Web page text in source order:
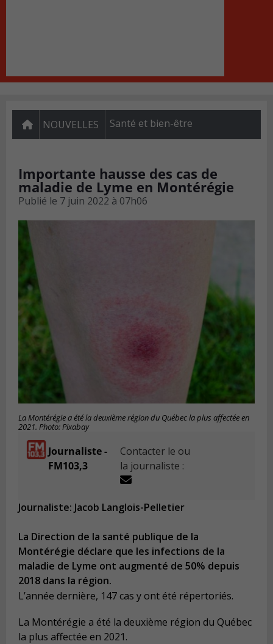
NOUVELLES Santé et bien-être
Importante hausse des cas de
maladie de Lyme en Montérégie
Publié le 7 juin 2022 à 07h06
La Montérégie a été la deuxième région du Québec la plus affectée en
2021. Photo: Pixabay
Journaliste -
FM103,3
Contacter le ou
la journaliste :
Journaliste: Jacob Langlois-Pelletier
La Direction de la santé publique de la
Montérégie déclare que les infections de la
maladie de Lyme ont augmenté de 50% depuis
2018 dans la région.
L’année dernière, 147 cas y ont été répertoriés.
La Montérégie a été la deuxième région du Québec
la plus affectée en 2021.